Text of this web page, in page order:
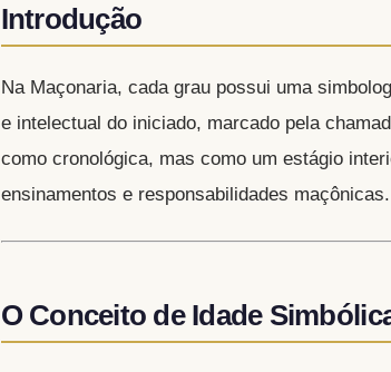
Introdução
Na Maçonaria, cada grau possui uma
e intelectual do iniciado, marcado pela
como cronológica, mas como um estágio
ensinamentos e responsabilidades maçônicas.​
O Conceito de Idade